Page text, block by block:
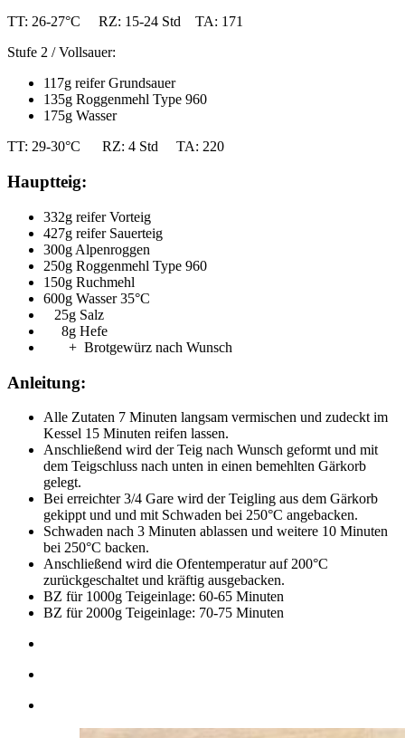
TT: 26-27°C RZ: 15-24 Std TA: 171
Stufe 2 / Vollsauer:
117g reifer Grundsauer
135g Roggenmehl Type 960
175g Wasser
TT: 29-30°C RZ: 4 Std TA: 220
Hauptteig:
332g reifer Vorteig
427g reifer Sauerteig
300g Alpenroggen
250g Roggenmehl Type 960
150g Ruchmehl
600g Wasser 35°C
25g Salz
8g Hefe
+ Brotgewürz nach Wunsch
Anleitung:
Alle Zutaten 7 Minuten langsam vermischen und zudeckt im
Kessel 15 Minuten reifen lassen.
Anschließend wird der Teig nach Wunsch geformt und mit
dem Teigschluss nach unten in einen bemehlten Gärkorb
gelegt.
Bei erreichter 3/4 Gare wird der Teigling aus dem Gärkorb
gekippt und und mit Schwaden bei 250°C angebacken.
Schwaden nach 3 Minuten ablassen und weitere 10 Minuten
bei 250°C backen.
Anschließend wird die Ofentemperatur auf 200°C
zurückgeschaltet und kräftig ausgebacken.
BZ für 1000g Teigeinlage: 60-65 Minuten
BZ für 2000g Teigeinlage: 70-75 Minuten